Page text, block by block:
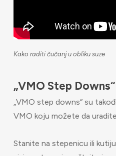
Kako raditi čučanj u obliku suze
„VMO Step Downs“
„VMO step downs“ su
VMO koju možete da
Stanite na stepenicu ili